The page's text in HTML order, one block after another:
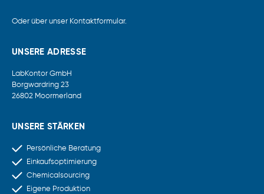
Oder über unser Kontaktformular.
UNSERE ADRESSE
LabKontor GmbH
Borgwardring 23
26802 Moormerland
UNSERE STÄRKEN
Persönliche Beratung
Einkaufsoptimierung
Chemicalsourcing
Eigene Produktion